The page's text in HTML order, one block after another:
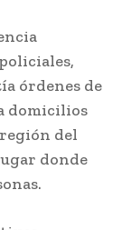
órdenes de
domicilios
del
donde